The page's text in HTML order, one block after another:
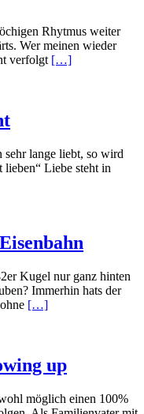
Rhytmus weiter
Wer meinen wieder
verfolgt […]
sehr lange liebt, so wird
Liebe steht in
Kugel nur ganz hinten
Immerhin hats der
[…]
up
möglich einen 100%